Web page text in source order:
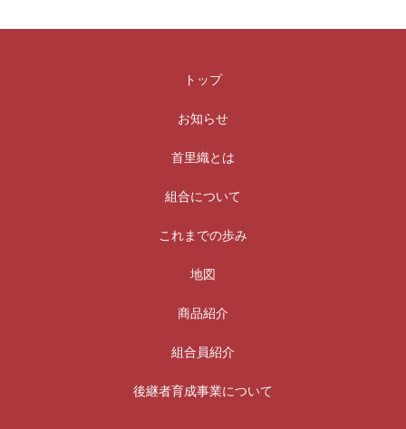
トップ
お知らせ
首里織とは
組合について
これまでの歩み
地図
商品紹介
組合員紹介
後継者育成事業について